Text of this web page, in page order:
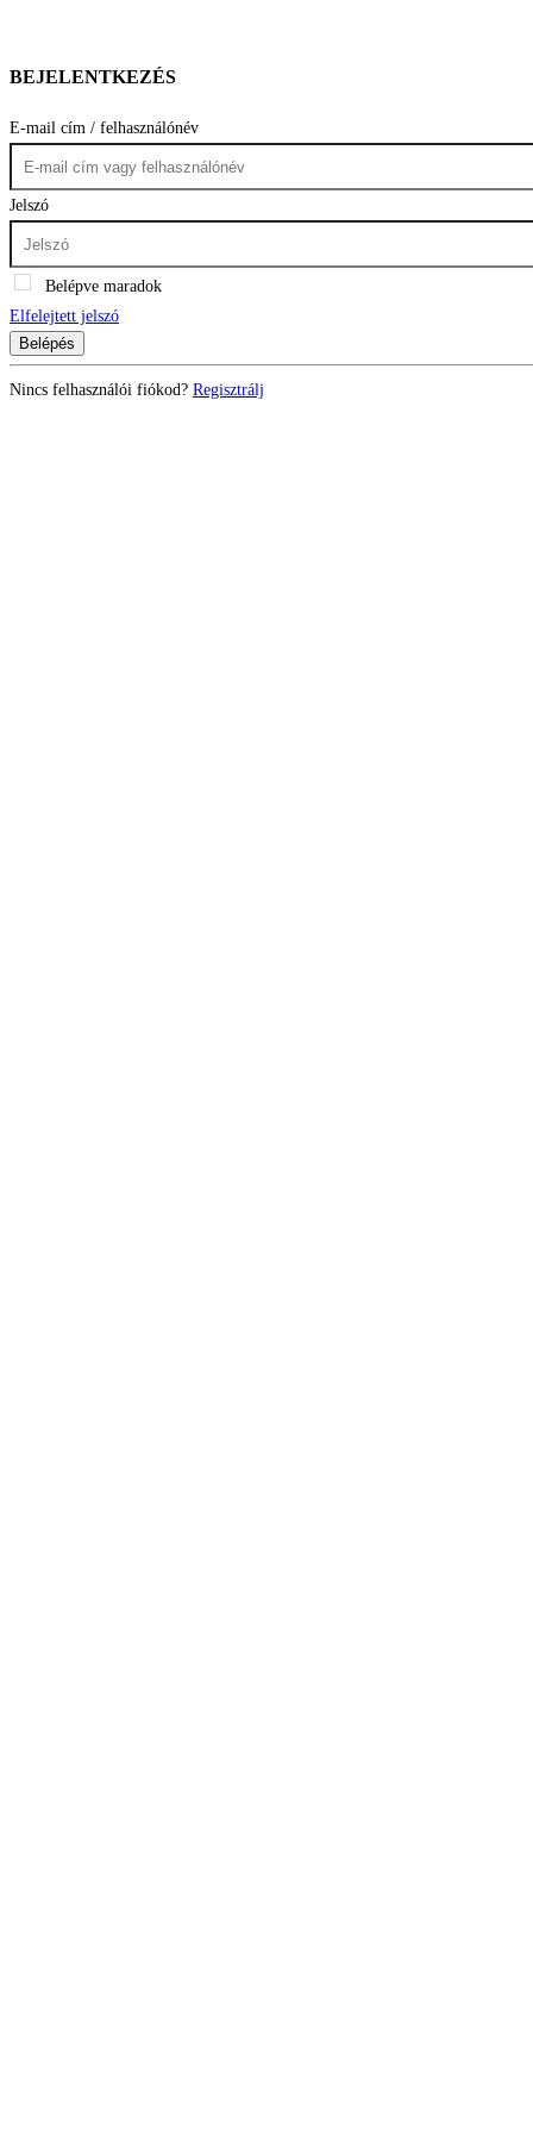
BEJELENTKEZÉS
E-mail cím / felhasználónév
Jelszó
Belépve maradok
Elfelejtett jelszó
Belépés
Nincs felhasználói fiókod? Regisztrálj